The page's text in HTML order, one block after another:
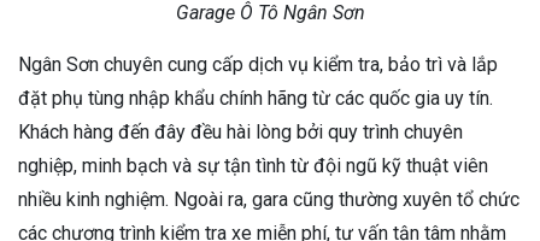
Garage Ô Tô Ngân Sơn
Ngân Sơn chuyên cung cấp dịch vụ kiểm tra, bảo trì và lắp
đặt phụ tùng nhập khẩu chính hãng từ các quốc gia uy tín.
Khách hàng đến đây đều hài lòng bởi quy trình chuyên
nghiệp, minh bạch và sự tận tình từ đội ngũ kỹ thuật viên
nhiều kinh nghiệm. Ngoài ra, gara cũng thường xuyên tổ chức
các chương trình kiểm tra xe miễn phí, tư vấn tận tâm nhằm